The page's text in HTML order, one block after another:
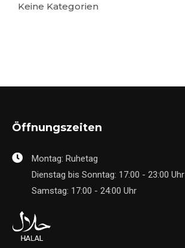
Keine Kategorien
Öffnungszeiten
Montag: Ruhetag
Dienstag bis Sonntag: 17:00 - 23:00 Uhr
Samstag: 17:00 - 24:00 Uhr